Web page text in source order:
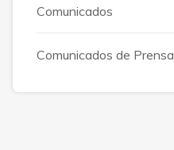
Comunicados
Comunicados de Prensa